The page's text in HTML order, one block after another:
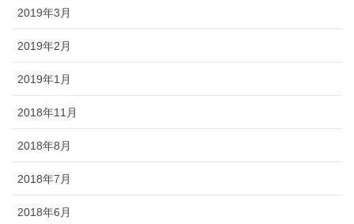
2019年3月
2019年2月
2019年1月
2018年11月
2018年8月
2018年7月
2018年6月